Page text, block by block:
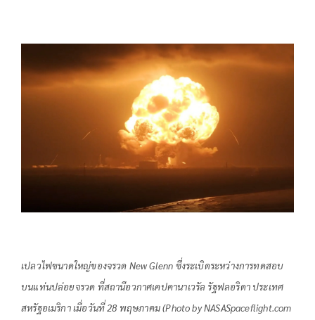
เปลวไฟขนาดใหญ่ของจรวด New Glenn ซึ่งระเบิดระหว่างการทดสอบ
บนแท่นปล่อยจรวด ที่สถานีอวกาศเคปคานาเวรัล รัฐฟลอริดา ประเทศ
สหรัฐอเมริกา เมื่อวันที่ 28 พฤษภาคม (Photo by NASASpaceflight.com